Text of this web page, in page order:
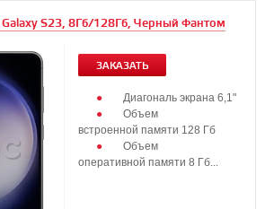
S23, 8Гб/128Гб, Черный Фантом
ЗАКАЗАТЬ
Диагональ экрана 6,1"
Объем
встроенной памяти 128 Гб
Объем
оперативной памяти 8 Гб...